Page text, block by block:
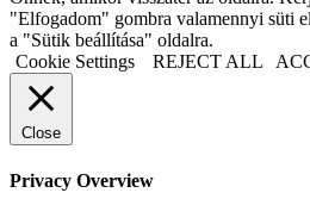
"Elfogadom" gombra valamennyi süti
a "Sütik beállítása" oldalra.
Cookie Settings
REJECT ALL
Close
Privacy Overview